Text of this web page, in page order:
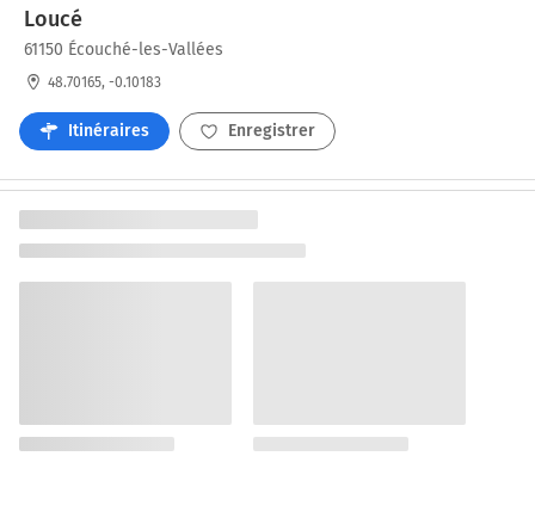
Loucé
61150 Écouché-les-Vallées
48.70165, -0.10183
Itinéraires Enregistrer